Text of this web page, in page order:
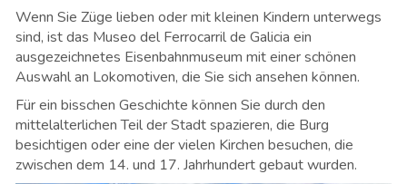
Wenn Sie Züge lieben oder mit kleinen Kindern unterwegs
sind, ist das Museo del Ferrocarril de Galicia ein
ausgezeichnetes Eisenbahnmuseum mit einer schönen
Auswahl an Lokomotiven, die Sie sich ansehen können.
Für ein bisschen Geschichte können Sie durch den
mittelalterlichen Teil der Stadt spazieren, die Burg
besichtigen oder eine der vielen Kirchen besuchen, die
zwischen dem 14. und 17. Jahrhundert gebaut wurden.